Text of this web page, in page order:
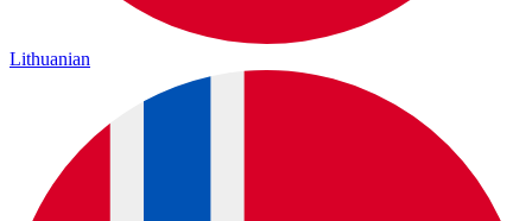
Lithuanian